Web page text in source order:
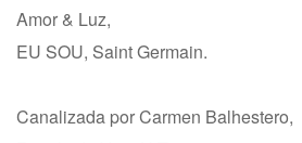
Amor & Luz,
EU SOU, Saint Germain.
Canalizada por Carmen Balhestero,